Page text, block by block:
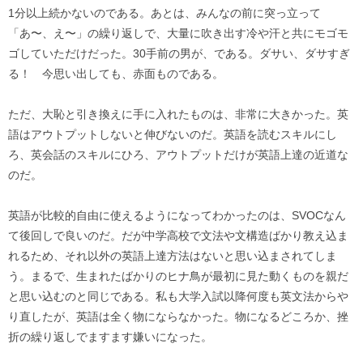
1分以上続かないのである。あとは、みんなの前に突っ立って
「あ〜、え〜」の繰り返しで、大量に吹き出す冷や汗と共にモゴモ
ゴしていただけだった。30手前の男が、である。ダサい、ダサすぎ
る！ 今思い出しても、赤面ものである。
ただ、大恥と引き換えに手に入れたものは、非常に大きかった。英
語はアウトプットしないと伸びないのだ。英語を読むスキルにし
ろ、英会話のスキルにひろ、アウトプットだけが英語上達の近道な
のだ。
英語が比較的自由に使えるようになってわかったのは、SVOCなん
て後回しで良いのだ。だが中学高校で文法や文構造ばかり教え込ま
れるため、それ以外の英語上達方法はないと思い込まされてしま
う。まるで、生まれたばかりのヒナ鳥が最初に見た動くものを親だ
と思い込むのと同じである。私も大学入試以降何度も英文法からや
り直したが、英語は全く物にならなかった。物になるどころか、挫
折の繰り返しでますます嫌いになった。